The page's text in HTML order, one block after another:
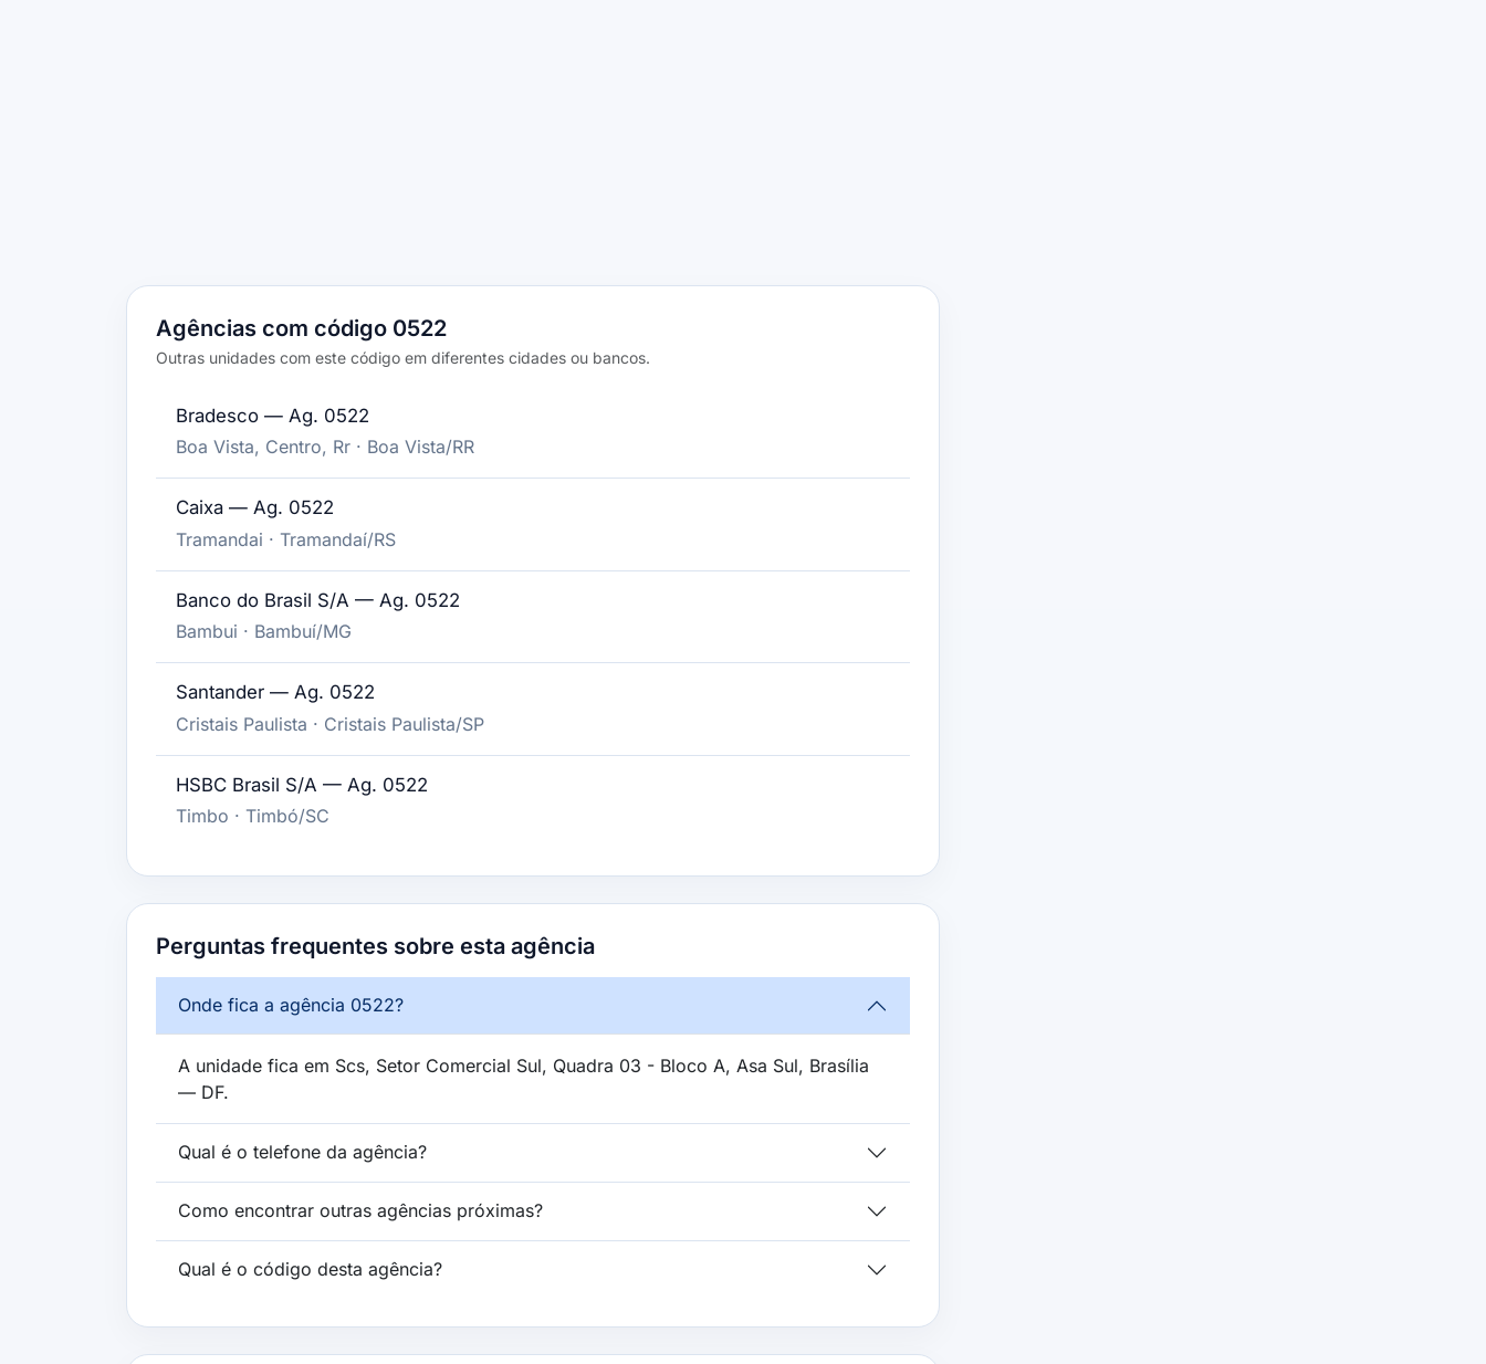
Agências com código 0522
Outras unidades com este código em diferentes cidades ou bancos.
Bradesco — Ag. 0522
Boa Vista, Centro, Rr · Boa Vista/RR
Caixa — Ag. 0522
Tramandai · Tramandaí/RS
Banco do Brasil S/A — Ag. 0522
Bambui · Bambuí/MG
Santander — Ag. 0522
Cristais Paulista · Cristais Paulista/SP
HSBC Brasil S/A — Ag. 0522
Timbo · Timbó/SC
Perguntas frequentes sobre esta agência
Onde fica a agência 0522?
A unidade fica em Scs, Setor Comercial Sul, Quadra 03 - Bloco A, Asa Sul, Brasília
— DF.
Qual é o telefone da agência?
Como encontrar outras agências próximas?
Qual é o código desta agência?